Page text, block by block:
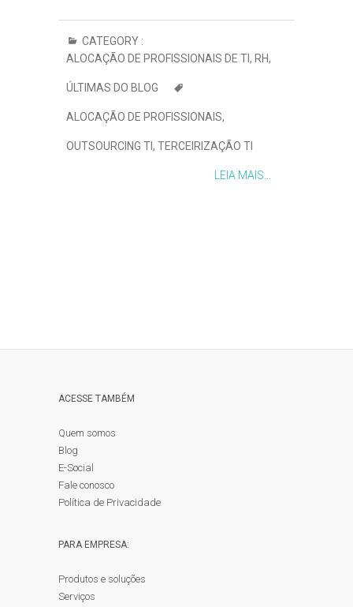
CATEGORY :
ALOCAÇÃO DE PROFISSIONAIS DE TI, RH,
ÚLTIMAS DO BLOG
ALOCAÇÃO DE PROFISSIONAIS,
OUTSOURCING TI, TERCEIRIZAÇÃO TI
LEIA MAIS...
ACESSE TAMBÉM
Quem somos
Blog
E-Social
Fale conosco
Política de Privacidade
PARA EMPRESA:
Produtos e soluções
Serviços